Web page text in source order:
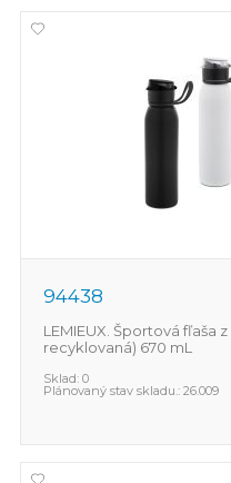
94438
LEMIEUX. Športová fľaša
recyklovaná) 670 mL
Sklad: 0
Plánovaný stav skladu.: 26.009